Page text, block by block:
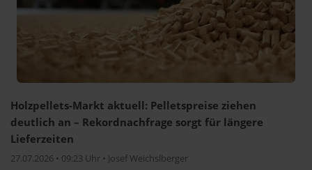
Holzpellets-Markt aktuell: Pelletspreise ziehen
deutlich an – Rekordnachfrage sorgt für längere
Lieferzeiten
27.07.2026 • 09:23 Uhr • Josef Weichslberger